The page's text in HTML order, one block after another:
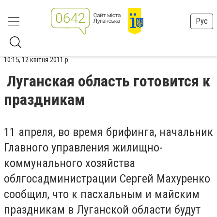
Рус
10:15, 12 квітня 2011 р.
Луганская область готовится к
праздникам
11 апреля, во время брифинга, начальник
Главного управления жилищно-
коммунального хозяйства
облгосадминистрации Сергей Махуренко
сообщил, что к пасхальным и майским
праздникам в Луганской области будут